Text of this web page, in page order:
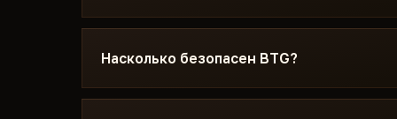
После оплаты вы получите ссылку на
написана под Fortnite - с указанием нужной
Discord или Telegram, поможем.
Насколько безопасен BTG?
Чит тестируется на актуальном патче